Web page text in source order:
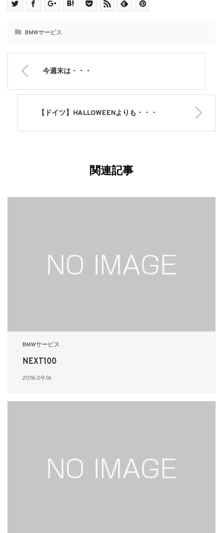
BMWサービス
今週末は・・・
【ドイツ】HALLOWEENよりも・・・
関連記事
BMWサービス
NEXT100
2016.09.16